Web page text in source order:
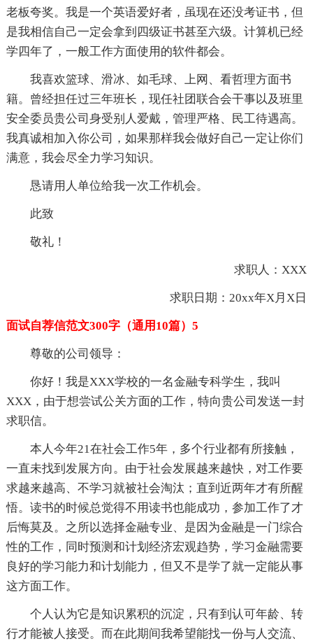
老板夸奖。我是一个英语爱好者，虽现在还没考证书，但
是我相信自己一定会拿到四级证书甚至六级。计算机已经
学四年了，一般工作方面使用的软件都会。
我喜欢篮球、滑冰、如毛球、上网、看哲理方面书
籍。曾经担任过三年班长，现任社团联合会干事以及班里
安全委员贵公司身受别人爱戴，管理严格、民工待遇高。
我真诚相加入你公司，如果那样我会做好自己一定让你们
满意，我会尽全力学习知识。
恳请用人单位给我一次工作机会。
此致
敬礼！
求职人：XXX
求职日期：20xx年X月X日
面试自荐信范文300字（通用10篇）5
尊敬的公司领导：
你好！我是XXX学校的一名金融专科学生，我叫
XXX，由于想尝试公关方面的工作，特向贵公司发送一封
求职信。
本人今年21在社会工作5年，多个行业都有所接触，
一直未找到发展方向。由于社会发展越来越快，对工作要
求越来越高、不学习就被社会淘汰；直到近两年才有所醒
悟。读书的时候总觉得不用读书也能成功，参加工作了才
后悔莫及。之所以选择金融专业、是因为金融是一门综合
性的工作，同时预测和计划经济宏观趋势，学习金融需要
良好的学习能力和计划能力，但又不是学了就一定能从事
这方面工作。
个人认为它是知识累积的沉淀，只有到认可年龄、转
行才能被人接受。而在此期间我希望能找一份与人交流、